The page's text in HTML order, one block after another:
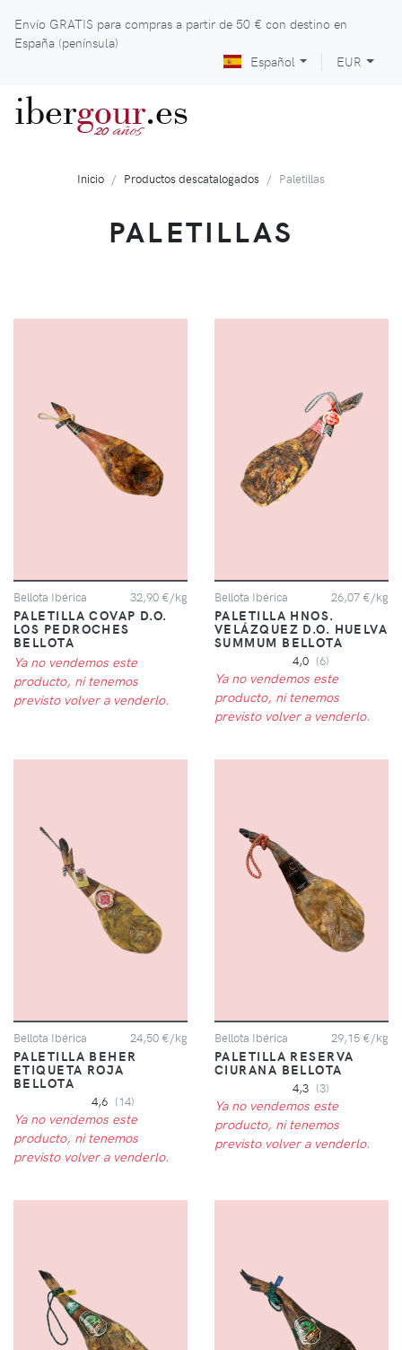
Envío GRATIS para compras a partir de 50 € con destino en
España (península)
Español
EUR
ibergour
20 años .es
Inicio Productos descatalogados Paletillas
PALETILLAS
Bellota Ibérica 32,90 €/kg
PALETILLA COVAP D.O.
LOS PEDROCHES
BELLOTA
Ya no vendemos este
producto, ni tenemos
previsto volver a venderlo.
Bellota Ibérica 26,07 €/kg
PALETILLA HNOS.
VELÁZQUEZ D.O. HUELVA
SUMMUM BELLOTA
4,0 (6)
Ya no vendemos este
producto, ni tenemos
previsto volver a venderlo.
Bellota Ibérica 24,50 €/kg
PALETILLA BEHER
ETIQUETA ROJA
BELLOTA
4,6 (14)
Ya no vendemos este
producto, ni tenemos
previsto volver a venderlo.
Bellota Ibérica 29,15 €/kg
PALETILLA RESERVA
CIURANA BELLOTA
4,3 (3)
Ya no vendemos este
producto, ni tenemos
previsto volver a venderlo.